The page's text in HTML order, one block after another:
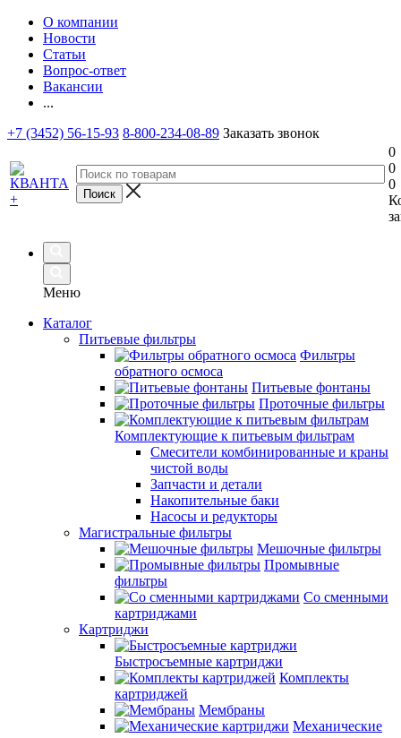
О компании
Новости
Статьи
Вопрос-ответ
Вакансии
...
+7 (3452) 56-15-93 8-800-234-08-89 Заказать звонок
0
0
0
Меню
Каталог
Питьевые фильтры
Фильтры
обратного осмоса
Питьевые фонтаны
Проточные фильтры
Комплектующие к питьевым фильтрам
Смесители комбинированные и краны
чистой воды
Запчасти и детали
Накопительные баки
Насосы и редукторы
Магистральные фильтры
Мешочные фильтры
Промывные
фильтры
Со сменными
картриджами
Картриджи
Быстросъемные картриджи
Комплекты
картриджей
Мембраны
Механические